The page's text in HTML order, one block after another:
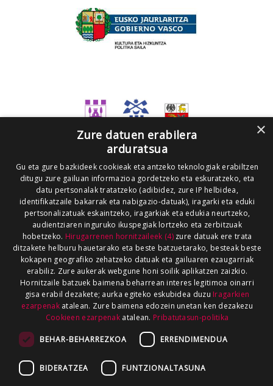
×
Zure datuen erabilera
arduratsua
Gu eta gure bazkideek cookieak eta antzeko teknologiak erabiltzen
ditugu zure gailuan informazioa gordetzeko eta eskuratzeko, eta
datu pertsonalak tratatzeko (adibidez, zure IP helbidea,
identifikatzaile bakarrak eta nabigazio-datuak), iragarki eta eduki
pertsonalizatuak eskaintzeko, iragarkiak eta edukia neurtzeko,
audientziaren inguruko ikuspegiak lortzeko eta zerbitzuak
hobetzeko. Hirugarrenen hornitzaileek (4)zure datuak ere trata
ditzakete helburu hauetarako eta beste batzuetarako, besteak beste
kokapen geografiko zehatzeko datuak eta gailuaren ezaugarriak
erabiliz. Zure aukerak webgune honi soilik aplikatzen zaizkio.
Hornitzaile batzuek baimena beharrean interes legitimoa oinarri
gisa erabil dezakete; aurka egiteko eskubidea duzu Iragarkien
ezarpenakatalean. Zure baimena edozein unetan ken dezakezu
Cookieen ezarpenak atalean. Pribatutasun-politika
BEHAR-BEHARREZKOA ERRENDIMENDUA
BIDERATZEA FUNTZIONALTASUNA